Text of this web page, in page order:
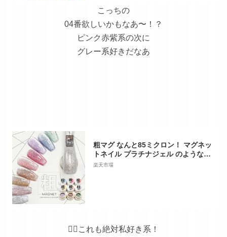
こっちの
04番欲しいかもなあ〜！？
ピンク赤紫系の次に
グレー系好きだなあ
粗マグ なんと85ミクロン！ マグネッ
トネイル プラチナジェル のような輝
き ギラギラ カラージェル ジェルネイ
楽天市場
👆🏻 これも絶対私好き系！